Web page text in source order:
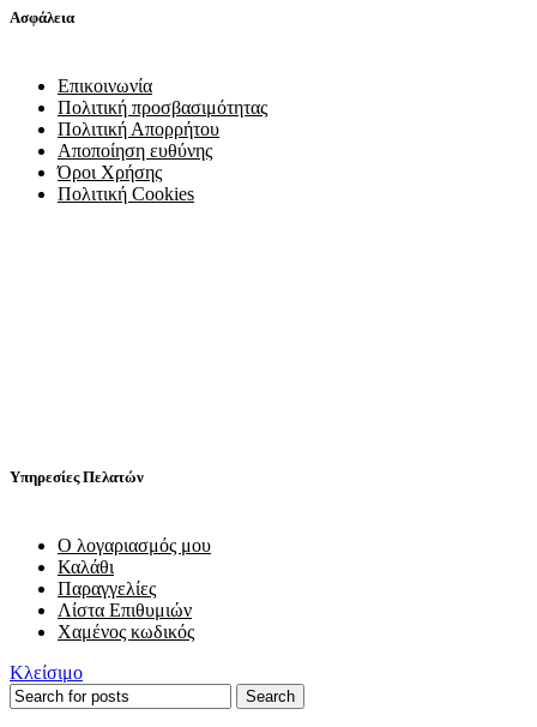
Ασφάλεια
Επικοινωνία
Πολιτική προσβασιμότητας
Πολιτική Απορρήτου
Αποποίηση ευθύνης
Όροι Χρήσης
Πολιτική Cookies
Υπηρεσίες Πελατών
Ο λογαριασμός μου
Καλάθι
Παραγγελίες
Λίστα Επιθυμιών
Χαμένος κωδικός
Κλείσιμο
Search